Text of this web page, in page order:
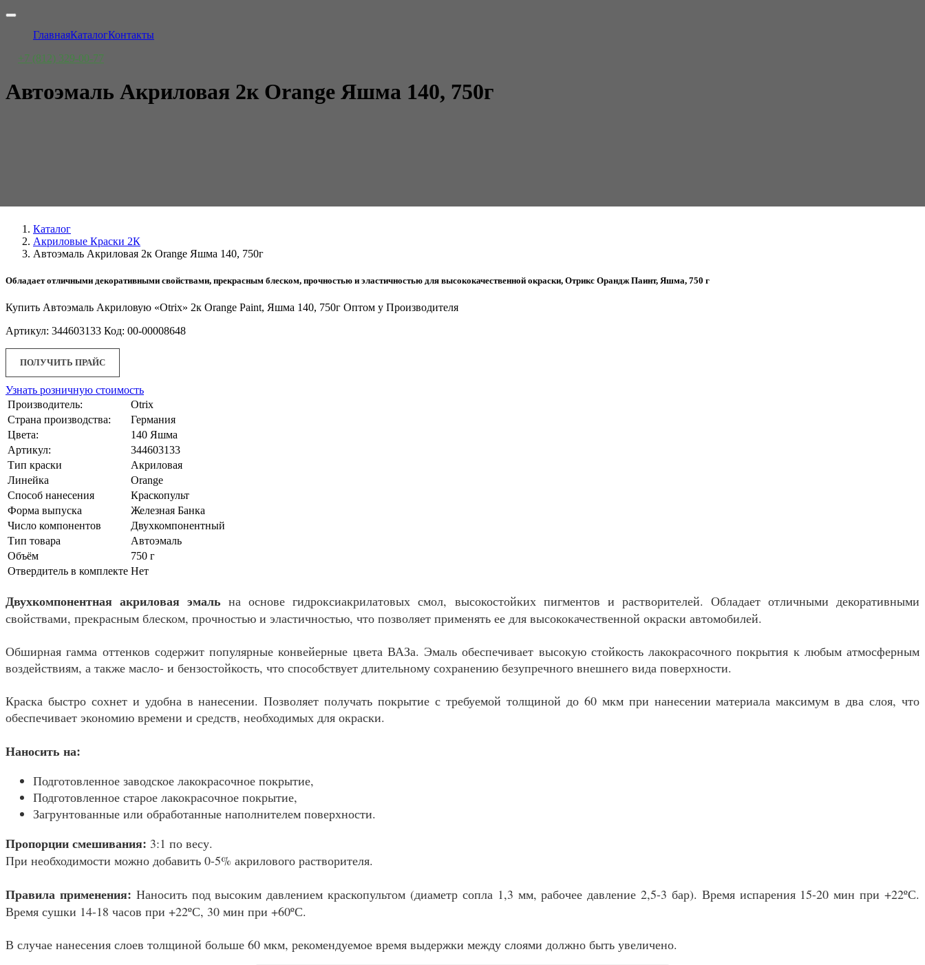
ГлавнаяКаталогКонтакты
+7 (812) 329-00-77
Автоэмаль Акриловая 2к Orange Яшма 140, 750г
Каталог
Акриловые Краски 2К
Автоэмаль Акриловая 2к Orange Яшма 140, 750г
Обладает отличными декоративными свойствами, прекрасным блеском, прочностью и эластичностью для высококачественной окраски, Отрикс Орандж Паинт, Яшма, 750 г
Купить Автоэмаль Акриловую «Otrix» 2к Orange Paint, Яшма 140, 750г Оптом у Производителя
Артикул: 344603133 Код: 00-00008648
ПОЛУЧИТЬ ПРАЙС
Узнать розничную стоимость
Производитель:
Otrix
Страна производства:
Германия
Цвета:
140 Яшма
Артикул:
344603133
Тип краски
Акриловая
Линейка
Orange
Способ нанесения
Краскопульт
Форма выпуска
Железная Банка
Число компонентов
Двухкомпонентный
Тип товара
Автоэмаль
Объём
750 г
Отвердитель в комплекте Нет
Двухкомпонентная акриловая эмаль на основе гидроксиакрилатовых смол, высокостойких пигментов и растворителей. Обладает отличными декоративными
свойствами, прекрасным блеском, прочностью и эластичностью, что позволяет применять ее для высококачественной окраски автомобилей.
Обширная гамма оттенков содержит популярные конвейерные цвета ВАЗа. Эмаль обеспечивает высокую стойкость лакокрасочного покрытия к любым атмосферным
воздействиям, а также масло- и бензостойкость, что способствует длительному сохранению безупречного внешнего вида поверхности.
Краска быстро сохнет и удобна в нанесении. Позволяет получать покрытие с требуемой толщиной до 60 мкм при нанесении материала максимум в два слоя, что
обеспечивает экономию времени и средств, необходимых для окраски.
Наносить на:
Подготовленное заводское лакокрасочное покрытие,
Подготовленное старое лакокрасочное покрытие,
Загрунтованные или обработанные наполнителем поверхности.
Пропорции смешивания: 3:1 по весу.
При необходимости можно добавить 0-5% акрилового растворителя.
Правила применения: Наносить под высоким давлением краскопультом (диаметр сопла 1,3 мм, рабочее давление 2,5-3 бар). Время испарения 15-20 мин при +22ºС.
Время сушки 14-18 часов при +22ºС, 30 мин при +60ºС.
В случае нанесения слоев толщиной больше 60 мкм, рекомендуемое время выдержки между слоями должно быть увеличено.